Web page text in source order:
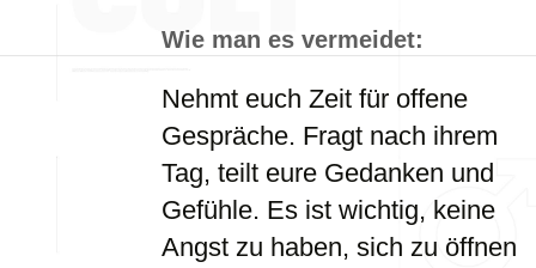
Wie man es vermeidet:
Nehmt euch Zeit für offene
Gespräche. Fragt nach ihrem
Tag, teilt eure Gedanken und
Gefühle. Es ist wichtig, keine
Angst zu haben, sich zu öffnen